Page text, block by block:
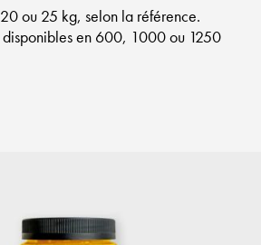
ou 25 kg, selon la référence.
disponibles en 600, 1000 ou 1250